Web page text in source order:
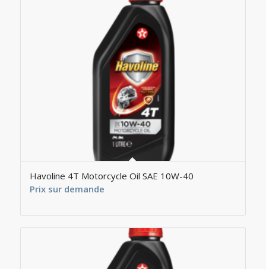
Havoline 4T Motorcycle Oil SAE 10W-40
Prix sur demande